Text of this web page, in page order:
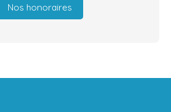
Nos honoraires